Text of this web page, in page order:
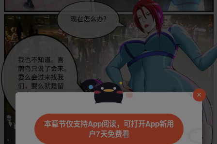
本章节仅支持App阅读，可打开App新用
户7天免费看
是否前往腾漫App继续阅读
立即前往